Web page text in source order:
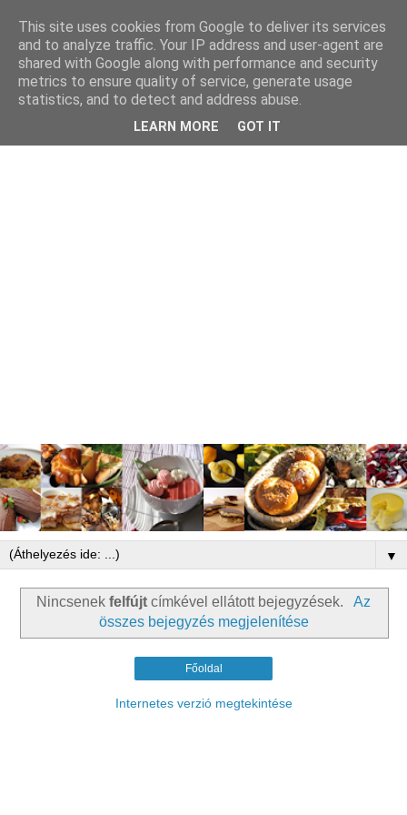
▼
Nincsenekfelfújt címkével ellátott bejegyzések.
Az
összes bejegyzés megjelenítése
Főoldal
Internetes verzió megtekintése
This site uses cookies from Google to deliver its services
and to analyze traffic. Your IP address and user-agent are
shared with Google along with performance and security
metrics to ensure quality of service, generate usage
statistics, and to detect and address abuse.
LEARN MORE GOT IT